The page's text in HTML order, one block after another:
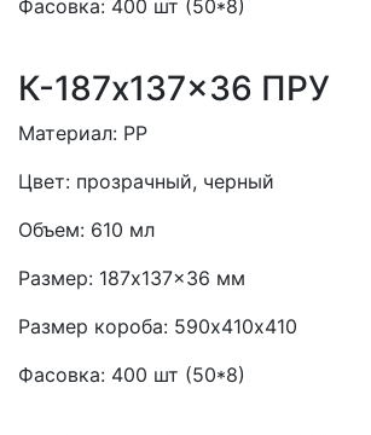
Фасовка: 400 шт (50*8)
К-187x137x36 ПРУ
Материал: PP
Цвет: прозрачный, черный
Объем: 610 мл
Размер: 187x137x36 мм
Размер короба: 590х410х410
Фасовка: 400 шт (50*8)